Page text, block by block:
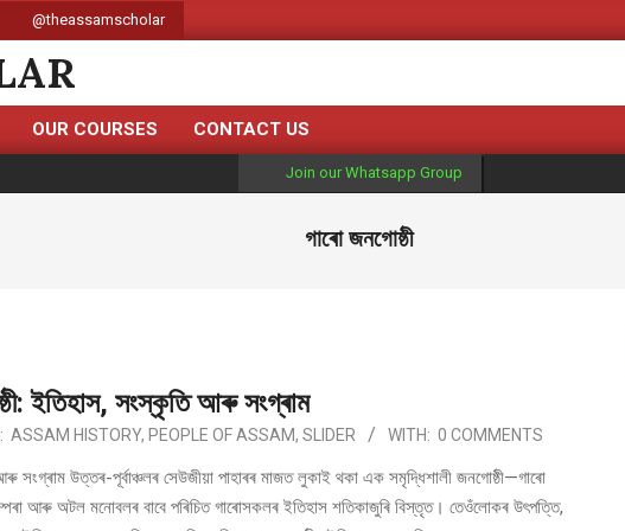
@theassamscholar Subscribe
OUR COURSES CONTACT US
Join our Whatsapp Group
গাৰো জনগোষ্ঠী
ইতিহাস, সংস্কৃতি আৰু সংগ্ৰাম
ASSAM HISTORY, PEOPLE OF ASSAM, SLIDER WITH: 0 COMMENTS
উত্তৰ-পূৰ্বাঞ্চলৰ সেউজীয়া পাহাৰৰ মাজত লুকাই থকা এক সমৃদ্ধিশালী জনগোষ্ঠী—গাৰো
আৰু অটল মনোবলৰ বাবে পৰিচিত গাৰোসকলৰ ইতিহাস শতিকাজুৰি বিস্তৃত। তেওঁলোকৰ উৎপত্তি,